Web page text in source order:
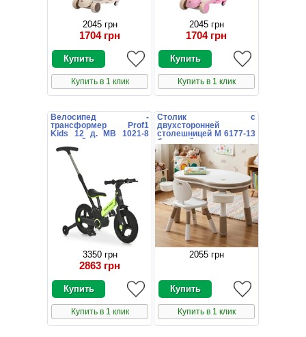
2045 грн
1704 грн
Купить в 1 клик
2045 грн
1704 грн
Купить в 1 клик
Велосипед -
трансформер Prof1
Kids 12 д. MB 1021-8
зеленый с
родительской ручкой
3350 грн
2863 грн
Купить в 1 клик
Столик с
двухсторонней
столешницей M 6177-13
бежевый конструктор
2055 грн
Купить в 1 клик